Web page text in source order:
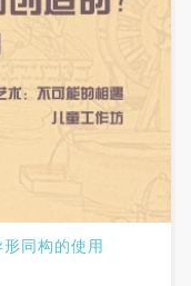
同构的使用